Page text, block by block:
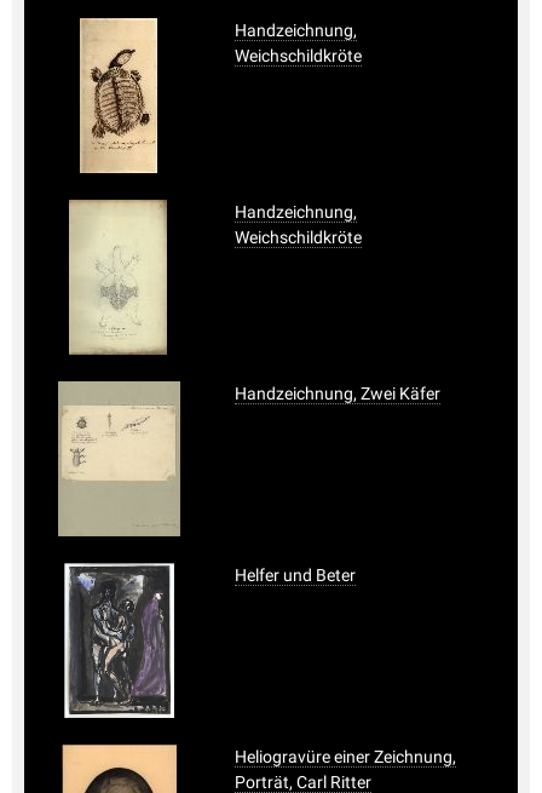
Handzeichnung,
Weichschildkröte
Handzeichnung,
Weichschildkröte
Handzeichnung, Zwei Käfer
Helfer und Beter
Heliogravüre einer Zeichnung,
Porträt, Carl Ritter